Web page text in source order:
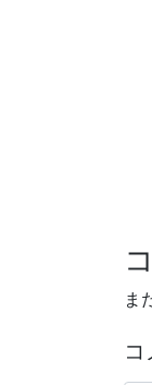
ま
コ